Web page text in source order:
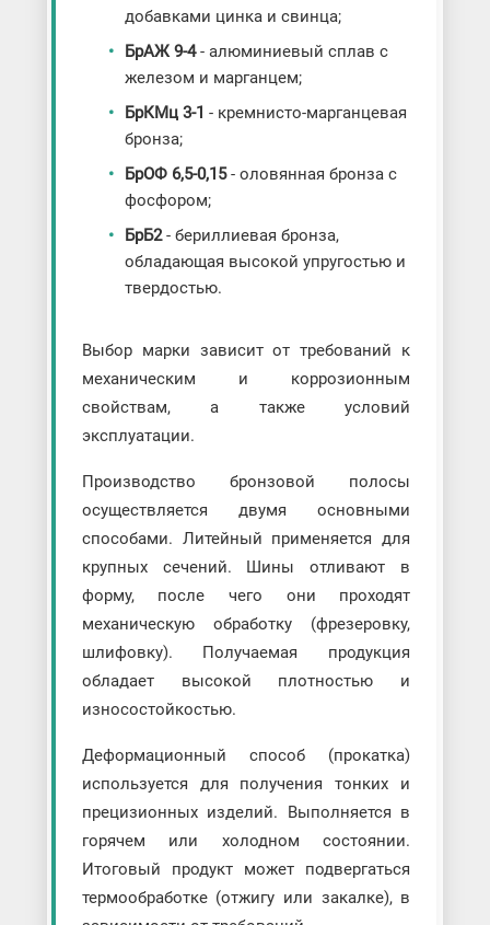
добавками цинка и свинца;
БрАЖ 9-4- алюминиевый сплав с
железом и марганцем;
БрКМц 3-1 - кремнисто-марганцевая
бронза;
БрОФ 6,5-0,15- оловянная бронза с
фосфором;
БрБ2- бериллиевая бронза,
обладающая высокой упругостью и
твердостью.
Выбор марки зависит от требований к
механическим и коррозионным
свойствам, а также условий
эксплуатации.
Производство бронзовой полосы
осуществляется двумя основными
способами. Литейный применяется для
крупных сечений. Шины отливают в
форму, после чего они проходят
механическую обработку (фрезеровку,
шлифовку). Получаемая продукция
обладает высокой плотностью и
износостойкостью.
Деформационный способ (прокатка)
используется для получения тонких и
прецизионных изделий. Выполняется в
горячем или холодном состоянии.
Итоговый продукт может подвергаться
термообработке (отжигу или закалке), в